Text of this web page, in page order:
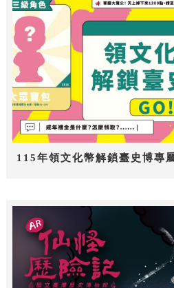
115年領文化幣解鎖臺史博專